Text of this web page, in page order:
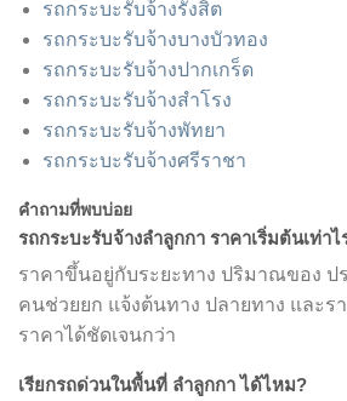
รถกระบะรับจ้างรังสิต
รถกระบะรับจ้างบางบัวทอง
รถกระบะรับจ้างปากเกร็ด
รถกระบะรับจ้างสำโรง
รถกระบะรับจ้างพัทยา
รถกระบะรับจ้างศรีราชา
คำถามที่พบบ่อย
รถกระบะรับจ้างลำลูกกา ราคาเริ่มต้นเท่าไ
ราคาขึ้นอยู่กับระยะทาง ปริมาณของ ป
คนช่วยยก แจ้งต้นทาง ปลายทาง และร
ราคาได้ชัดเจนกว่า
เรียกรถด่วนในพื้นที่ ลำลูกกา ได้ไหม?